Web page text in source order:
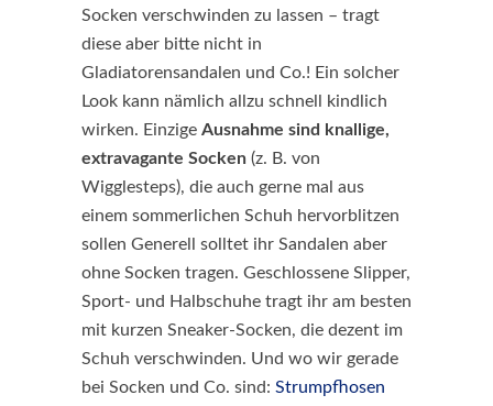
Socken verschwinden zu lassen – tragt
diese aber bitte nicht in
Gladiatorensandalen und Co.! Ein solcher
Look kann nämlich allzu schnell kindlich
wirken. Einzige Ausnahme sind knallige,
extravagante Socken (z. B. von
Wigglesteps), die auch gerne mal aus
einem sommerlichen Schuh hervorblitzen
sollen Generell solltet ihr Sandalen aber
ohne Socken tragen. Geschlossene Slipper,
Sport- und Halbschuhe tragt ihr am besten
mit kurzen Sneaker-Socken, die dezent im
Schuh verschwinden. Und wo wir gerade
bei Socken und Co. sind: Strumpfhosen